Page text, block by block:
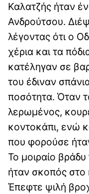
Καλατζής ήταν
Ανδρούτσου.
λέγοντας ότι ο
χέρια και τα
κατέληγαν σε
του έδιναν
ποσότητα. Όταν
λερωμένος,
κοντοκάπι, ενώ
που φορούσε
Το μοιραίο
ήταν σκοπός στο
Έπεφτε ψιλή